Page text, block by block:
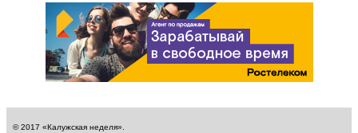
© 2017 «Калужская неделя».